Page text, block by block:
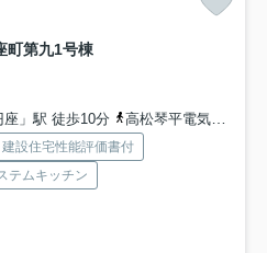
町第九1号棟
」駅 徒歩10分
高松琴平電気鉄道琴平線「一宮」駅 徒歩30分
建設住宅性能評価書付
テムキッチン